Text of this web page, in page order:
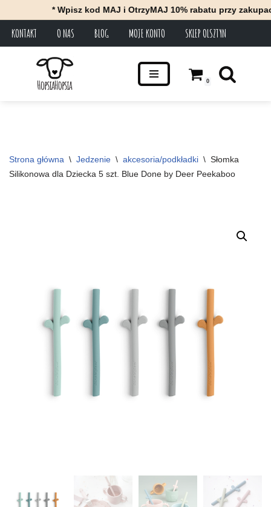
* Wpisz kod MAJ i OtrzyMAJ 10% rabatu przy
KONTAKT O NAS BLOG MOJE KONTO SKLEP OLSZTYN
0
Strona główna \ Jedzenie \ akcesoria/podkładki \ Słomka
Silikonowa dla Dziecka 5 szt. Blue Done by Deer Peekaboo